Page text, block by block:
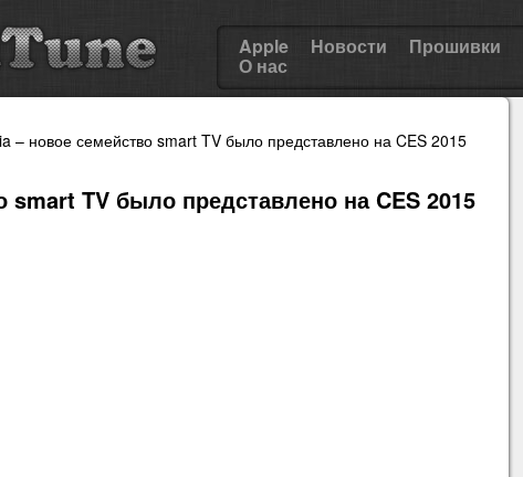
Apple Новости Прошивки
О нас
– новое семейство smart TV было представлено на CES 2015
smart TV было представлено на CES 2015